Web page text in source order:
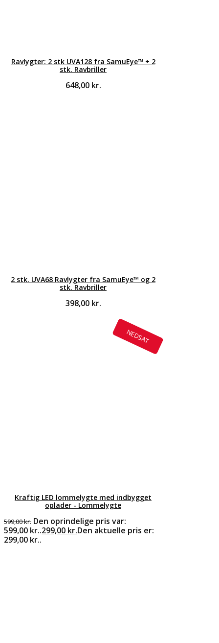
Ravlygter: 2 stk UVA128 fra SamuEye™ + 2
stk. Ravbriller
648,00 kr.
2 stk. UVA68 Ravlygter fra SamuEye™ og 2
stk. Ravbriller
398,00 kr.
NEDSAT
Kraftig LED lommelygte med indbygget
oplader - Lommelygte
599,00kr. Den oprindelige pris var:
599,00 kr..299,00 kr.Den aktuelle pris er:
299,00 kr..